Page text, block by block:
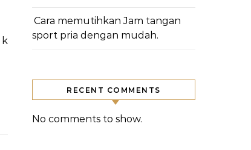
Cara memutihkan Jam tangan
sport pria dengan mudah.
RECENT COMMENTS
No comments to show.